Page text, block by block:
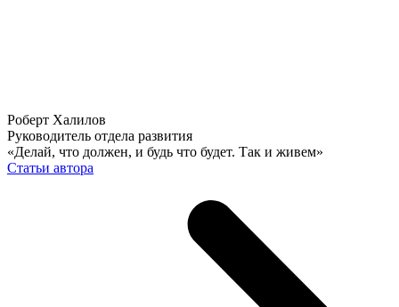
Роберт Халилов
Руководитель отдела развития
«Делай, что должен, и будь что будет. Так и живем»
Статьи автора